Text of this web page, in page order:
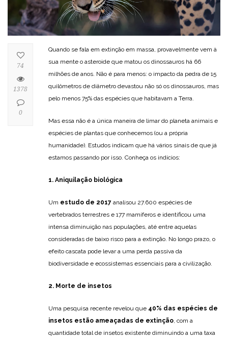
Quando se fala em extinção em massa, provavelmente vem à
sua mente o asteroide que matou os dinossauros há 66
milhões de anos. Não é para menos: o impacto da pedra de 15
quilômetros de diâmetro devastou não só os dinossauros, mas
pelo menos 75% das espécies que habitavam a Terra.
Mas essa não é a única maneira de limar do planeta animais e
espécies de plantas que conhecemos (ou a própria
humanidade). Estudos indicam que há vários sinais de que já
estamos passando por isso. Conheça os indícios:
1. Aniquilação biológica
Um estudo de 2017 analisou 27.600 espécies de
vertebrados terrestres e 177 mamíferos e identificou uma
intensa diminuição nas populações, até entre aquelas
consideradas de baixo risco para a extinção. No longo prazo, o
efeito cascata pode levar a uma perda passiva da
biodiversidade e ecossistemas essenciais para a civilização.
2. Morte de insetos
Uma pesquisa recente revelou que 40% das espécies de
insetos estão ameaçadas de extinção, com a
quantidade total de insetos existente diminuindo a uma taxa
74
1378
0